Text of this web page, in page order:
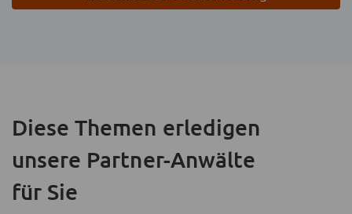
Diese Themen erledigen
unsere Partner-Anwälte
für Sie